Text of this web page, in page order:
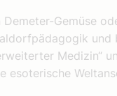
Gemüse
Medizin“
esoterische